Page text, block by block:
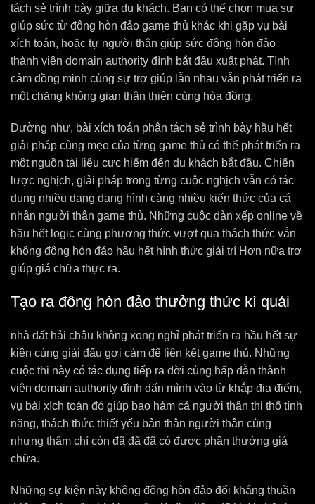
tách sẻ trình bày giữa du khách. Bạn có thể chọn mua sự
giúp sức từ đông hòn đảo game thủ khác khi gặp vụ bài
xích toán, hoặc tự người thân giúp sức đông hòn đảo
thành viên domain authority đình bắt đầu xuất phát. Tình
cảm đồng minh cùng sự trợ giúp lẫn nhau vẫn phát triển ra
một chặng không gian thân thiện cùng hòa đồng.
Dường như, bài xích toán phân tách sẻ trình bày hầu hết
giải pháp cùng mẹo của từng game thủ có thể phát triển ra
một nguồn tài liệu cực hiếm đến du khách bắt đầu. Chiến
lược nghịch, giải pháp trong từng cuộc nghịch vẫn có tác
dụng nhiều dạng dạng hình càng nhiều kiến thức của cá
nhân người thân game thủ. Những cuộc dàn xếp online về
hầu hết logic cùng phương thức vượt qua thách thức vẫn
không đông hòn đảo hầu hết hình thức giải trí Hơn nữa trợ
giúp giá chữa thực ra.
Tạo ra đông hòn đảo thưởng thức kì quái
nhà đất hải châu không xong nghỉ phát triển ra hầu hết sự
kiện cùng giải đấu gợi cảm để liên kết game thủ. Những
cuộc thi này có tác dụng tiếp ra đời cùng hấp dẫn thành
viên domain authority đình dấn mình vào từ khắp địa điểm,
vụ bài xích toán đó giúp bao hàm cả người thân thi thố tính
năng, thách thức thiết yếu bản thân người thân cùng
nhưng thậm chí còn đã đã đã có được phần thưởng giá
chữa.
Những sự kiện này không đông hòn đảo đối kháng thuần